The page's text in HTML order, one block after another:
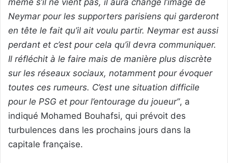
Neymar pour les supporters parisiens qui garderont
en tête le fait qu’il ait voulu partir. Neymar est aussi
perdant et c’est pour cela qu’il devra communiquer.
Il réfléchit à le faire mais de manière plus discrète
sur les réseaux sociaux, notamment pour évoquer
toutes ces rumeurs. C’est une situation difficile
pour le PSG et pour l’entourage du joueur”, a
indiqué Mohamed Bouhafsi, qui prévoit des
turbulences dans les prochains jours dans la
capitale française.